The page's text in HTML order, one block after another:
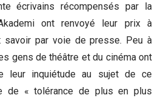
écrivains récompensés par la
ont renvoyé leur prix à
savoir par voie de presse. Peu à
gens de théâtre et du cinéma ont
leur inquiétude au sujet de ce
de « tolérance de plus en plus